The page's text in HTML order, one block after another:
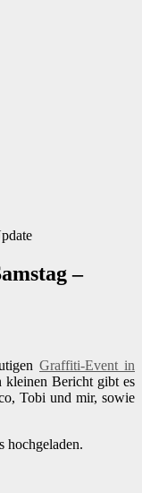
–
Graffiti-Event in
kleinen Bericht gibt es
Tobi und mir, sowie
hochgeladen.